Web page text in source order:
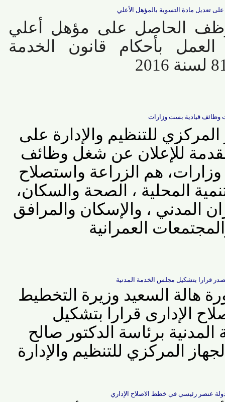
مادة التسوية بالمؤهل الأعلي
الحاصل على مؤهل أعلي
بأحكام قانون الخدمة
قيادية بست وزارات
للتنظيم والإدارة على
للإعلان عن شغل وظائف
هم الزراعة واستصلاح
المحلية ، الصحة والسكان،
المدني ، والإسكان والمرافق
العمرانية
بتشكيل مجلس الخدمة المدنية
السعيد وزيرة التخطيط
الإدارى قرارا بتشكيل
برئاسة الدكتور صالح
المركزي للتنظيم والإدارة
رئيسي في خطط الاصلاح الإداري